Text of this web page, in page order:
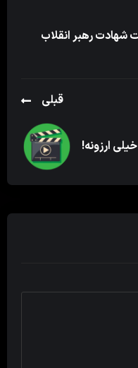
شهادت رهبر انقلاب
قبلی
ارزونه!